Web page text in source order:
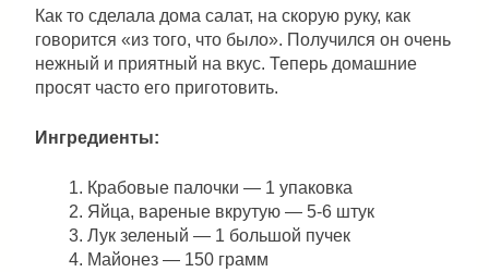
Как то сделала дома салат, на скорую руку, как
говорится «из того, что было». Получился он очень
нежный и приятный на вкус. Теперь домашние
просят часто его приготовить.
Ингредиенты:
Крабовые палочки — 1 упаковка
Яйца, вареные вкрутую — 5-6 штук
Лук зеленый — 1 большой пучек
Майонез — 150 грамм